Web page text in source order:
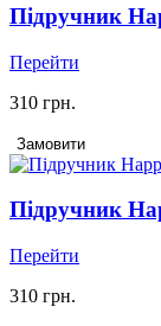
Підручник
Перейти
310 грн.
Замовити
Підручник
Перейти
310 грн.